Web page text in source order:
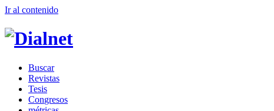
Ir al contenido
Buscar
Revistas
Tesis
Congresos